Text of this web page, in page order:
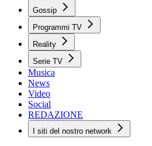
Gossip
Programmi TV
Reality
Serie TV
Musica
News
Video
Social
REDAZIONE
I siti del nostro network